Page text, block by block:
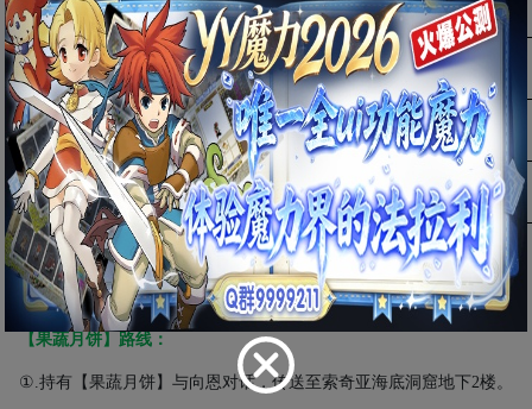
词语 月饼
果蔬月饼 果蔬月饼
海味月饼 海味月饼
水龙月饼 水龙月饼
7.与向恩对话，根据持有的【月饼】进入不同路线。
【果蔬月饼】路线：
①.持有【果蔬月饼】与向恩对话，传送至索奇亚海底洞窟地下2楼。